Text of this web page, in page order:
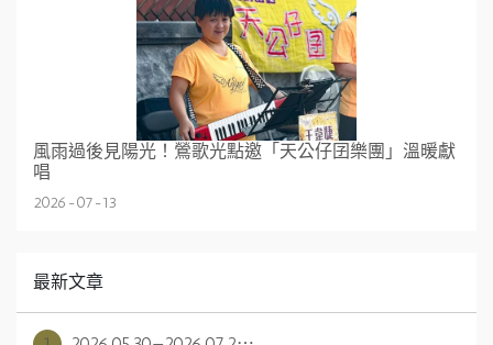
風雨過後見陽光！鶯歌光點邀「天公仔囝樂團」溫暖獻
唱
2026-07-13
最新文章